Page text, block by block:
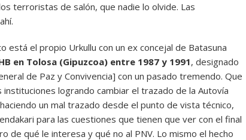
terroristas de salón, que nadie lo olvide. Las
está el propio Urkullu con un ex concejal de Batasuna
en Tolosa (Gipuzcoa) entre 1987 y 1991, designado
de Paz y Convivencia] con un pasado tremendo. Que
logrando cambiar el trazado de la Autovía
un mal trazado desde el punto de vista técnico,
para las cuestiones que tienen que ver con el final
de qué le interesa y qué no al PNV. Lo mismo el hecho